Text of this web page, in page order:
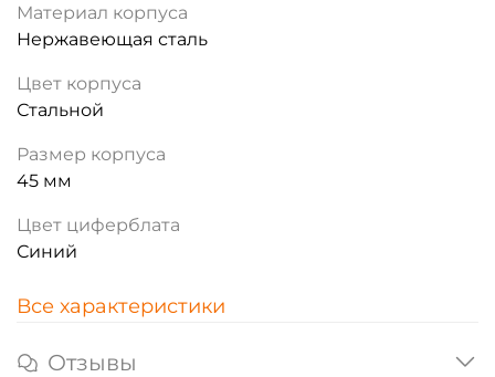
Материал корпуса
Нержавеющая сталь
Цвет корпуса
Стальной
Размер корпуса
45 мм
Цвет циферблата
Синий
Все характеристики
Отзывы